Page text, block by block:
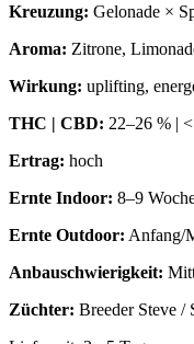
Kreuzung: Gelonade ×
Aroma: Zitrone,
Wirkung: uplifting,
THC | CBD: 22–26 % |
Ertrag: hoch
Ernte Indoor: 8–9
Ernte Outdoor: Anfang/
Anbauschwierigkeit:
Züchter: Breeder Steve /